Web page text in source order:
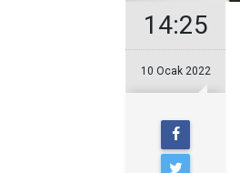
14:25
10 Ocak 2022